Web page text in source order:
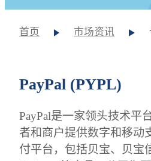
首页 市场资讯
PayPal (PYPL)
PayPal是一家领头技术平
者和商户提供数字和移动
付平台，包括贝宝、贝宝